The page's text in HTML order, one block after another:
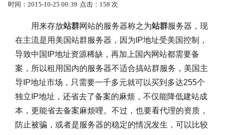
时间：2015-10-25 00:39 点击：158 次
用来存放站群网站的服务器称之为站群服务器，现
在主流是用美国站群服务器，因为IP地址受美国控制，
导致中国IP地址资源稀缺，再加上国内网站都需要备
案，所以租用国内的服务器不适合搞站群服务，美国主
导IP地址市场，只需要一千多元就可以买到多达255个
独立IP地址，还省去了备案的麻烦，不仅能降低建站成
本，更能省去备案麻烦哩。不过，也要看代理的资质，
防止被骗，或者是服务器的稳定的情况发生，可以比较